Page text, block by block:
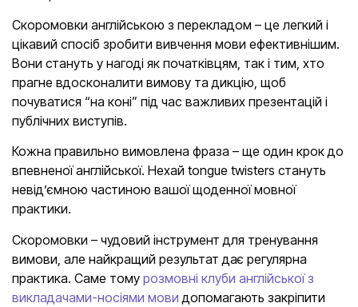
Скоромовки англійською з перекладом – це легкий і
цікавий спосіб зробити вивчення мови ефективнішим.
Вони стануть у нагоді як початківцям, так і тим, хто
прагне вдосконалити вимову та дикцію, щоб
почуватися “на коні” під час важливих презентацій і
публічних виступів.
Кожна правильно вимовлена фраза – ще один крок до
впевненої англійської. Нехай tongue twisters стануть
невідʼємною частиною вашої щоденної мовної
практики.
Скоромовки – чудовий інструмент для тренування
вимови, але найкращий результат дає регулярна
практика. Саме тому розмовні клуби англійської з
викладачами-носіями мови допомагають закріпити